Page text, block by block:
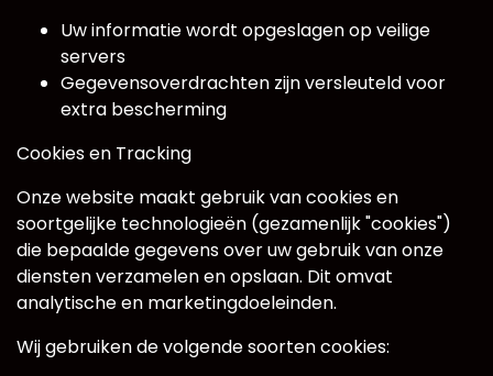
Uw informatie wordt opgeslagen op veilige
servers
Gegevensoverdrachten zijn versleuteld voor
extra bescherming
Cookies en Tracking
Onze website maakt gebruik van cookies en
soortgelijke technologieën (gezamenlijk "cookies")
die bepaalde gegevens over uw gebruik van onze
diensten verzamelen en opslaan. Dit omvat
analytische en marketingdoeleinden.
Wij gebruiken de volgende soorten cookies: